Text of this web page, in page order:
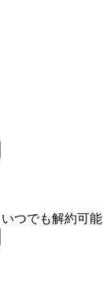
つでも解約可能